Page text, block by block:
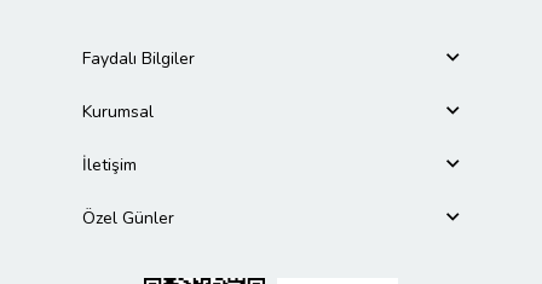
Faydalı Bilgiler
Kurumsal
İletişim
Özel Günler